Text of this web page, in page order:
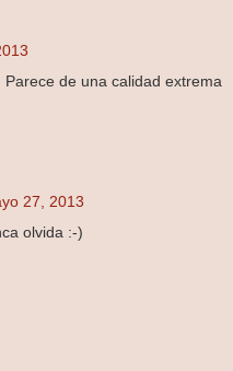
de una calidad extrema
27, 2013
olvida :-)